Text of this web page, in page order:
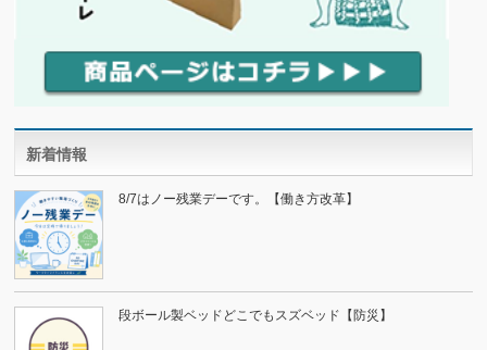
新着情報
8/7はノー残業デーです。【働き方改革】
段ボール製ベッドどこでもスズベッド【防災】